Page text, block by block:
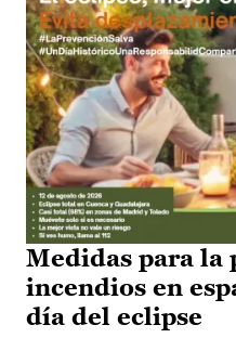
Medidas para la
incendios en
día del eclipse